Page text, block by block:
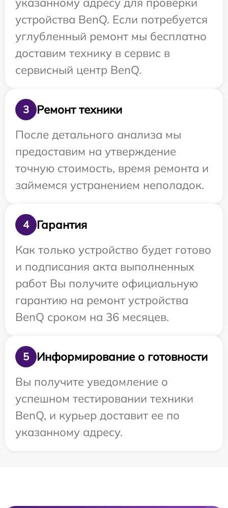
устройства BenQ. Если потребуется
углубленный ремонт мы бесплатно
доставим технику в сервис в
сервисный центр BenQ.
3
Ремонт техники
После детального анализа мы
предоставим на утверждение
точную стоимость, время ремонта и
займемся устранением неполадок.
4
Гарантия
Как только устройство будет готово
и подписания акта выполненных
работ Вы получите официальную
гарантию на ремонт устройства
BenQ сроком на 36 месяцев.
5
Информирование о готовности
Вы получите уведомление о
успешном тестировании техники
BenQ, и курьер доставит ее по
указанному адресу.